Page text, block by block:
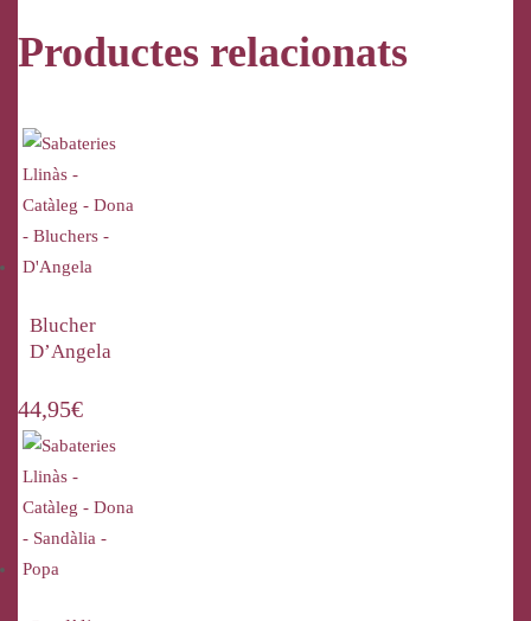
Productes relacionats
Blucher
D’Angela
44,95€